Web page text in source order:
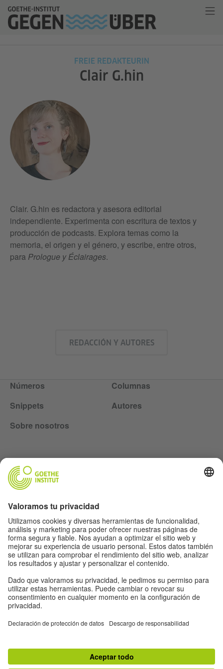
FREIE REDAKTEURIN
Clair G.hin
Clair. G.hin es redactora y asesora editorial
independiente. Experimenta con escritura de textos y
producción de podcasts. Explora temas como la
memoria, el origen y el género, y escribe, entre otros,
para Prologue y Éclairages.
REDACCIÓN Y AUTORES
Números
Columnas
Snippets
Autores
Sobre nosotros
Newsletter
Información legal
Ajustes de privacidad
Política de protección de datos
Condiciones de uso
Lasst uns Freunde werden. Folge uns:
Otros proyectos del Goethe-Institut:
#artbits
FEHLER